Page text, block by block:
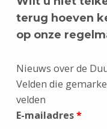
terug hoeven
op onze
Nieuws over de
Velden die
velden
E-mailadres*